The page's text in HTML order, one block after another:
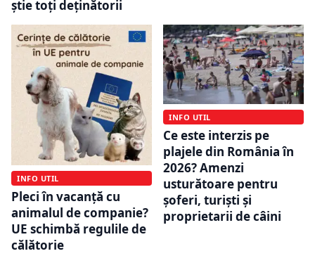
știe toți deținătorii
INFO UTIL
Pleci în vacanță cu
animalul de companie?
UE schimbă regulile de
călătorie
INFO UTIL
Ce este interzis pe
plajele din România în
2026? Amenzi
usturătoare pentru
șoferi, turiști și
proprietarii de câini